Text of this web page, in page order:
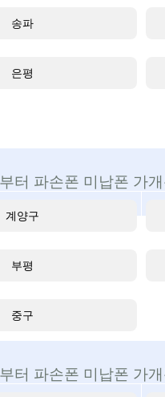
송파
은평
터 파손폰 미납폰 가
계양구
부평
중구
터 파손폰 미납폰 가